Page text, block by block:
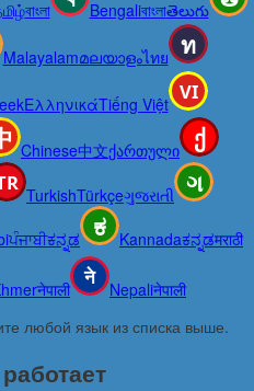
বাংলা Bengaliবাংলাతెలుగు
Malayalamമലയാളംไทย
ΕλληνικάTiếng Việt
Chinese中文ქართული
TurkishTürkçeગુજરાતી
ਪੰਜਾਬੀಕನ್ನಡ Kannadaಕನ್ನಡमराठी
नेपाली Nepaliनेपाली
любой язык из списка выше.